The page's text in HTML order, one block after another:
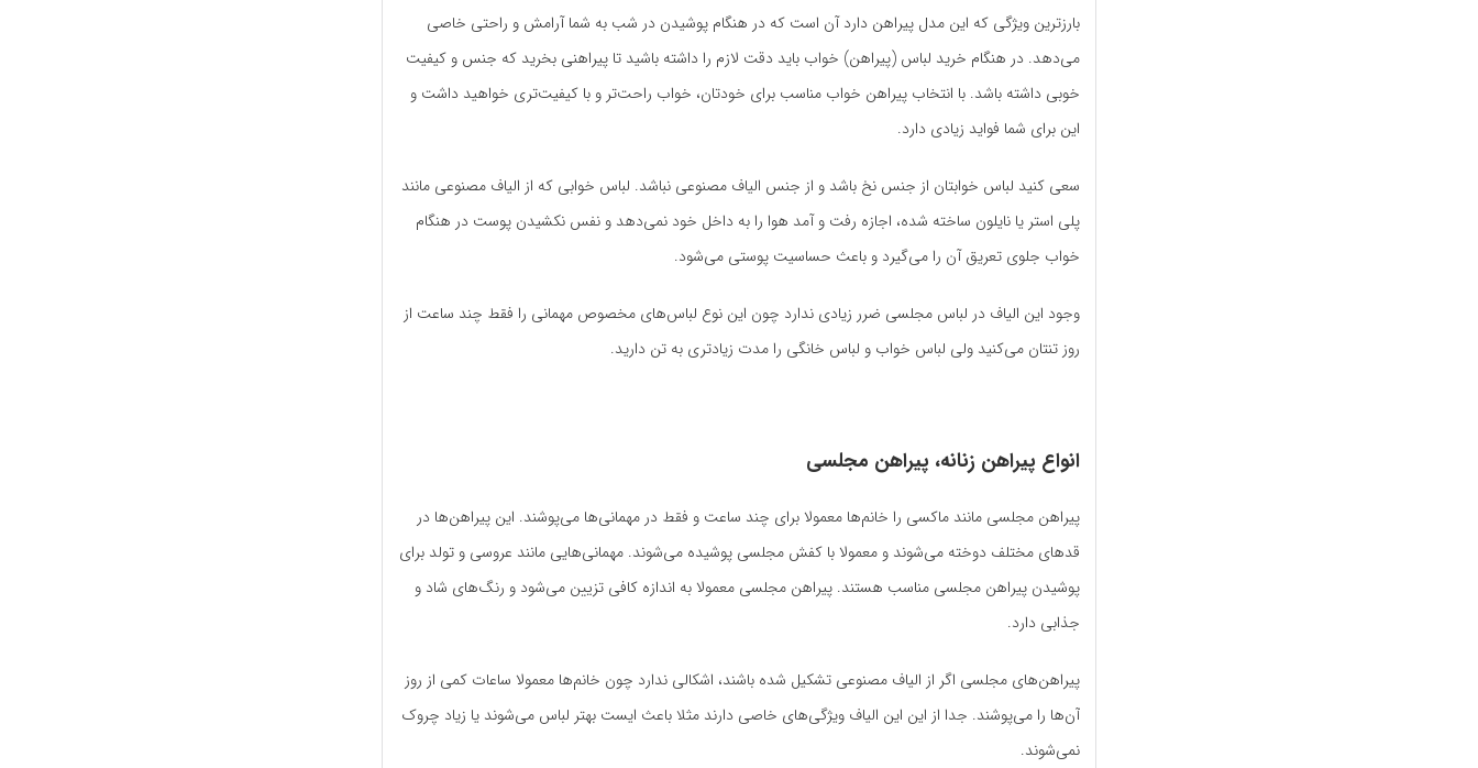
بارزترین ویژگی که این مدل پیراهن دارد آن است که در هنگام پوشیدن در شب به شما آرامش و راحتی خاصی
می‌دهد. در هنگام خرید لباس (پیراهن) خواب باید دقت لازم را داشته باشید تا پیراهنی بخرید که جنس و کیفیت
خوبی داشته باشد. با انتخاب پیراهن خواب مناسب برای خودتان، خواب راحت‌تر و با کیفیت‌تری خواهید داشت و
این برای شما فواید زیادی دارد.
سعی کنید لباس خوابتان از جنس نخ باشد و از جنس الیاف مصنوعی نباشد. لباس خوابی که از الیاف مصنوعی مانند
پلی استر یا نایلون ساخته شده، اجازه رفت و آمد هوا را به داخل خود نمی‌دهد و نفس نکشیدن پوست در هنگام
خواب جلوی تعریق آن را می‌گیرد و باعث حساسیت پوستی می‌شود.
وجود این الیاف در لباس مجلسی ضرر زیادی ندارد چون این نوع لباس‌های مخصوص مهمانی را فقط چند ساعت از
روز تنتان می‌کنید ولی لباس خواب و لباس خانگی را مدت زیادتری به تن دارید.
انواع پیراهن زنانه، پیراهن مجلسی
پیراهن مجلسی مانند ماکسی را خانم‌ها معمولا برای چند ساعت و فقط در مهمانی‌ها می‌پوشند. این پیراهن‌ها در
قدهای مختلف دوخته می‌شوند و معمولا با کفش مجلسی پوشیده می‌شوند. مهمانی‌هایی مانند عروسی و تولد برای
پوشیدن پیراهن مجلسی مناسب هستند. پیراهن مجلسی معمولا به اندازه کافی تزیین می‌شود و رنگ‌های شاد و
جذابی دارد.
پیراهن‌های مجلسی اگر از الیاف مصنوعی تشکیل شده باشند، اشکالی ندارد چون خانم‌ها معمولا ساعات کمی از روز
آ‌ن‌ها را می‌پوشند. جدا از این این الیاف ویژگی‌های خاصی دارند مثلا باعث ایست بهتر لباس می‌شوند یا زیاد چروک
نمی‌شوند.